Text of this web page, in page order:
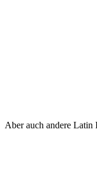
Aber auch andere Latin